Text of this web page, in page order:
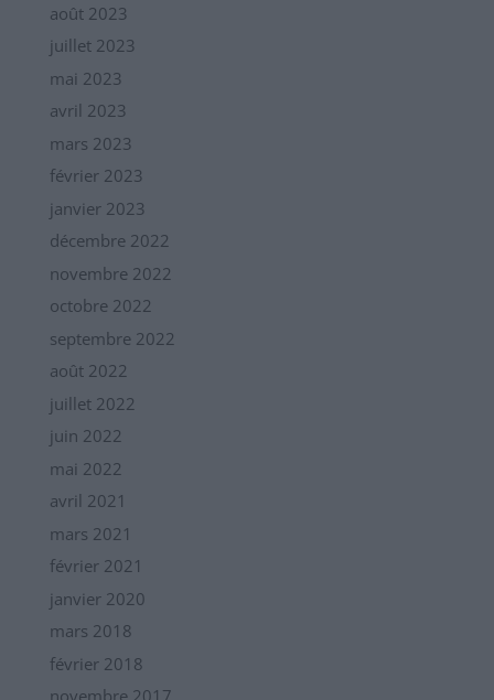
août 2023
juillet 2023
mai 2023
avril 2023
mars 2023
février 2023
janvier 2023
décembre 2022
novembre 2022
octobre 2022
septembre 2022
août 2022
juillet 2022
juin 2022
mai 2022
avril 2021
mars 2021
février 2021
janvier 2020
mars 2018
février 2018